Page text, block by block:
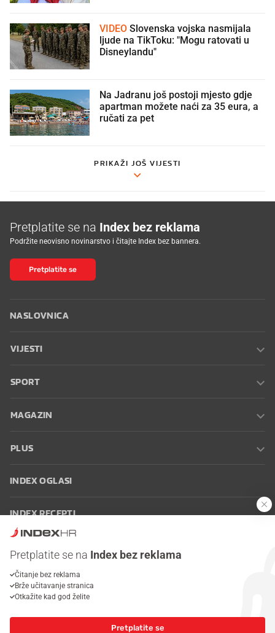
VIDEO
ljude na TikToku: "Mogu ratovati u
Disneylandu"
Na Jadranu još postoji mjesto gdje
apartman možete naći za 35 eura, a
ručati za pet
PRIKAŽI JOŠ VIJESTI
Pretplatite se na Index bez reklama
Podržite neovisno novinarstvo i čitajte Index bez bannera.
Pretplatite se
NASLOVNICA
VIJESTI
SPORT
MAGAZIN
PLUS
INDEX OGLASI
INDEX RECEPTI
Oglašavanje Zaposli se na Indexu
korištenja
Postavke kolačića
Pretplatite se na Index bez reklama
Čitanje bez reklama
Brže učitavanje stranica
Otkažite kad god želite
Pretplatite se